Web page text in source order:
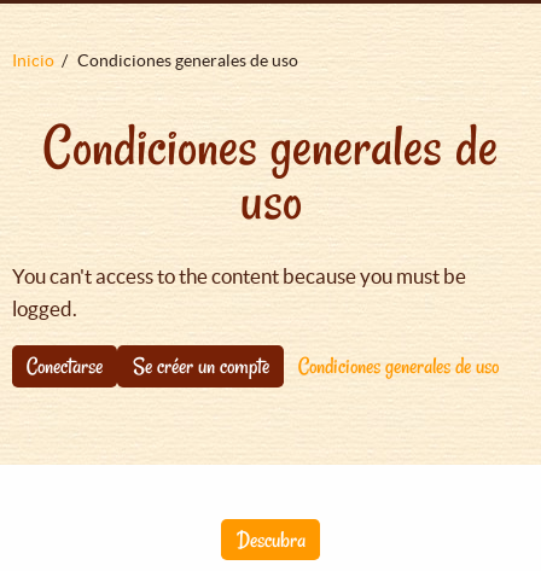
Sobrescribir
ayuda
navegación
Inicio Condiciones generales de uso
Condiciones generales de
uso
You can't access to the content because you must be
logged.
Conectarse Se créer un compte Condiciones generales de uso
Descubra